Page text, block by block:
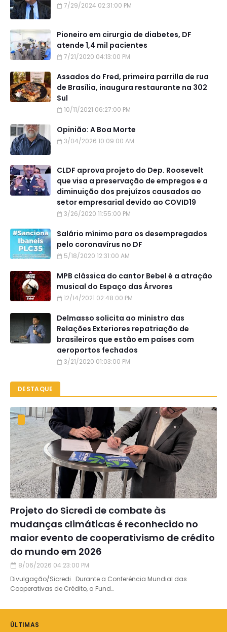
7/29/2024 02:31:00 PM
Pioneiro em cirurgia de diabetes, DF
atende 1,4 mil pacientes
7/21/2020 04:13:00 PM
Assados do Fred, primeira parrilla de rua
de Brasília, inaugura restaurante na 302
Sul
10/11/2021 06:27:00 PM
Opinião: A Boa Morte
3/04/2026 10:09:00 AM
CLDF aprova projeto do Dep. Roosevelt
que visa a preservação de empregos e a
diminuição dos prejuízos causados ao
setor empresarial devido ao COVID19
3/26/2020 11:55:00 PM
Salário mínimo para os desempregados
pelo coronavírus no DF
5/18/2020 12:31:00 AM
MPB clássica do cantor Bebel é a atração
musical do Espaço das Árvores
12/14/2021 02:48:00 PM
Delmasso solicita ao ministro das
Relações Exteriores repatriação de
brasileiros que estão em países com
aeroportos fechados
3/21/2020 01:03:00 PM
DESTAQUE
Projeto do Sicredi de combate às
mudanças climáticas é reconhecido no
maior evento de cooperativismo de crédito
do mundo em 2026
8/06/2026 04:23:00 PM
Divulgação/Sicredi Durante a Conferência Mundial das
Cooperativas de Crédito, a Fund…
ÚLTIMAS